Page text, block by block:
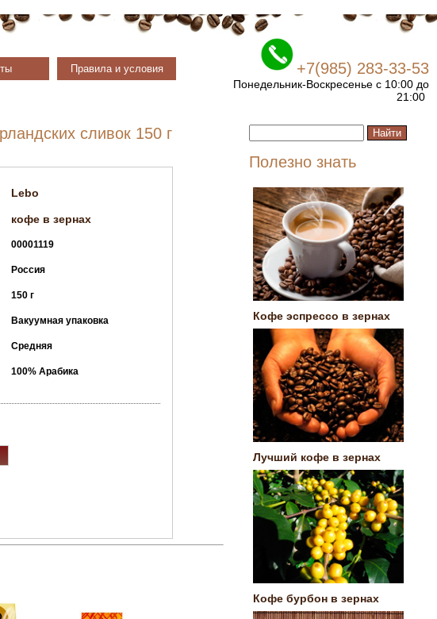
Правила и условия +7(985) 283-33-53
Понедельник-Воскресенье с 10:00 до
21:00
сливок 150 г
Lebo
кофе в зернах
00001119
Россия
150 г
Вакуумная упаковка
Средняя
100% Арабика
Полезно знать
Кофе эспрессо в зернах
Лучший кофе в зернах
Кофе бурбон в зернах